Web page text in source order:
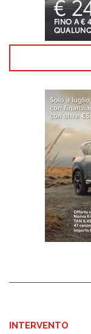
INTERVENTO